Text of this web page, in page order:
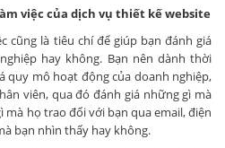
việc của dịch vụ thiết kế website
cũng là tiêu chí để giúp bạn đánh giá
hay không. Bạn nên dành thời
quy mô hoạt động của doanh nghiệp,
viên, qua đó đánh giá những gì mà
họ trao đổi với bạn qua email, điện
bạn nhìn thấy hay không.